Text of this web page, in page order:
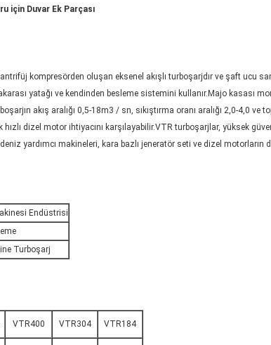
için Duvar Ek Parçası
kompresörden oluşan eksenel akışlı turboşarjdır ve şaft ucu
yatağı ve kendinden besleme sistemini kullanır.Majo kasası
akış aralığı 0,5-18m3 / sn, sıkıştırma oranı aralığı 2,0-4,0 ve
dizel motor ihtiyacını karşılayabilir.VTR turboşarjlar, yüksek
yardımcı makineleri, kara bazlı jeneratör seti ve dizel motorların
Endüstrisi
Turboşarj
VTR400 VTR304 VTR184